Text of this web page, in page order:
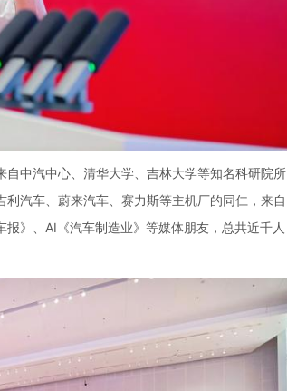
中汽中心、清华大学、吉林大学等知名科研院所
汽车、蔚来汽车、赛力斯等主机厂的同仁，来自
》、 AI 《汽车制造业》等媒体朋友，总共近千人